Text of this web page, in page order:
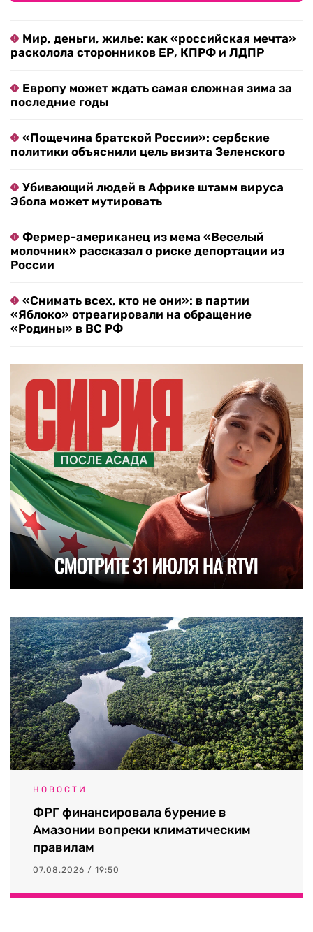
Мир, деньги, жилье: как «российская мечта»
расколола сторонников ЕР, КПРФ и ЛДПР
Европу может ждать самая сложная зима за
последние годы
«Пощечина братской России»: сербские
политики объяснили цель визита Зеленского
Убивающий людей в Африке штамм вируса
Эбола может мутировать
Фермер-американец из мема «Веселый
молочник» рассказал о риске депортации из
России
«Снимать всех, кто не они»: в партии
«Яблоко» отреагировали на обращение
«Родины» в ВС РФ
НОВОСТИ
ФРГ финансировала бурение в
Амазонии вопреки климатическим
правилам
07.08.2026 / 19:50